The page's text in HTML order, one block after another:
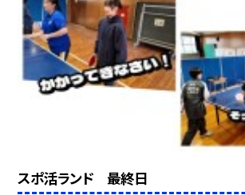
スポ活ランド 最終日